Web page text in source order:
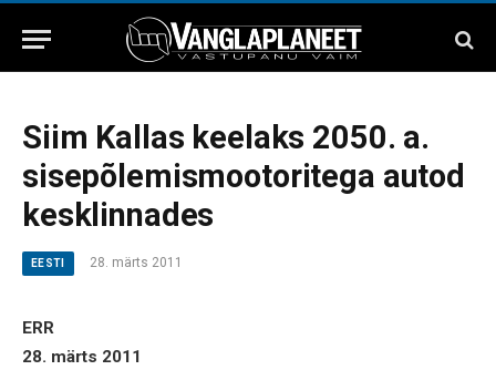
Siim Kallas keelaks 2050. a.
sisepõlemismootoritega autod
kesklinnades
EESTI 28. märts 2011
ERR
28. märts 2011